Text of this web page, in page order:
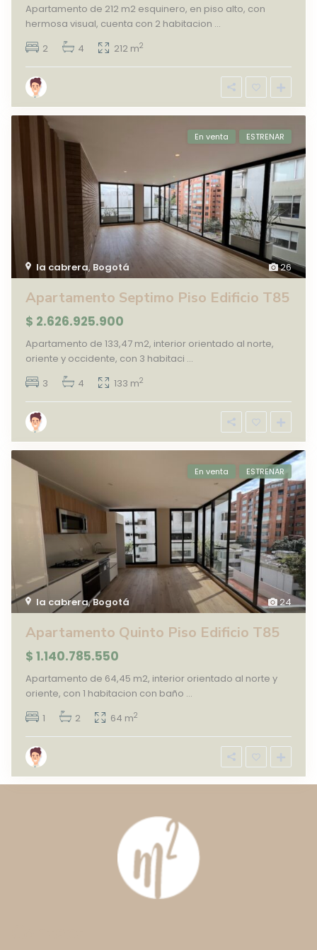
Apartamento de 212 m2 esquinero, en piso alto, con
hermosa visual, cuenta con 2 habitacion ...
2
4 212 m2
26
la cabrera,Bogotá
En venta ESTRENAR
Apartamento Septimo Piso Edificio T85
$ 2.626.925.900
Apartamento de 133,47 m2, interior orientado al norte,
oriente y occidente, con 3 habitaci ...
3
4 133 m2
24
la cabrera,Bogotá
En venta ESTRENAR
Apartamento Quinto Piso Edificio T85
$ 1.140.785.550
Apartamento de 64,45 m2, interior orientado al norte y
oriente, con 1 habitacion con baño ...
1
2 64 m2